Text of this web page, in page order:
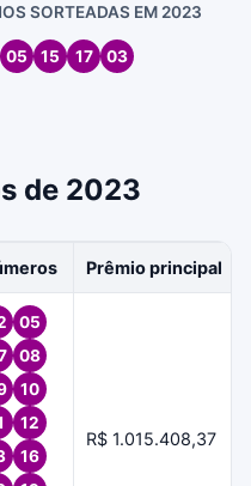
SORTEADAS EM 2023
05 15 17 03
de 2023
Prêmio principal
05
08
10
12
16
R$ 1.015.408,37